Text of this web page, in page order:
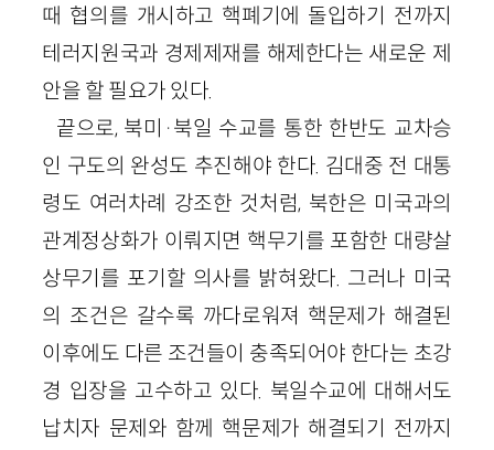
때 협의를 개시하고 핵폐기에 돌입하기 전까지
테러지원국과 경제제재를 해제한다는 새로운 제
안을 할 필요가 있다.
끝으로, 북미·북일 수교를 통한 한반도 교차승
인 구도의 완성도 추진해야 한다. 김대중 전 대통
령도 여러차례 강조한 것처럼, 북한은 미국과의
관계정상화가 이뤄지면 핵무기를 포함한 대량살
상무기를 포기할 의사를 밝혀왔다. 그러나 미국
의 조건은 갈수록 까다로워져 핵문제가 해결된
이후에도 다른 조건들이 충족되어야 한다는 초강
경 입장을 고수하고 있다. 북일수교에 대해서도
납치자 문제와 함께 핵문제가 해결되기 전까지